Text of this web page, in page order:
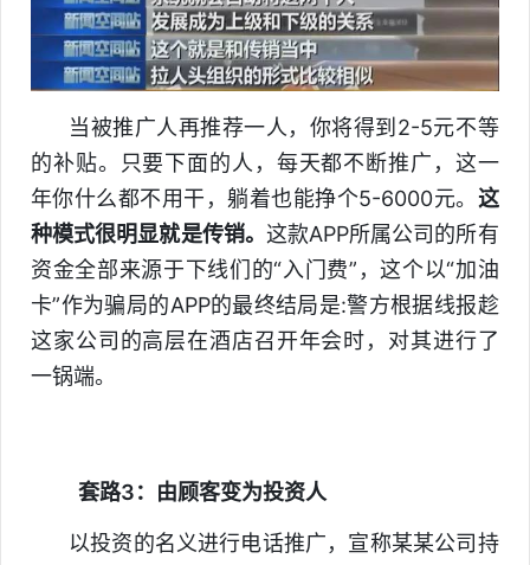
当被推广人再推荐一人，你将得到2-5元不等
的补贴。只要下面的人，每天都不断推广，这一
年你什么都不用干，躺着也能挣个5-6000元。 这
种模式很明显就是传销。 这款APP所属公司的所有
资金全部来源于下线们的“入门费”，这个以“加油
卡”作为骗局的APP的最终结局是:警方根据线报趁
这家公司的高层在酒店召开年会时，对其进行了
一锅端。
套路3：由顾客变为投资人
以投资的名义进行电话推广，宣称某某公司持